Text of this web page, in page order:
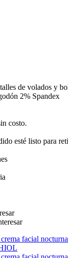
de volados y
2% Spandex
costo.
esté listo para